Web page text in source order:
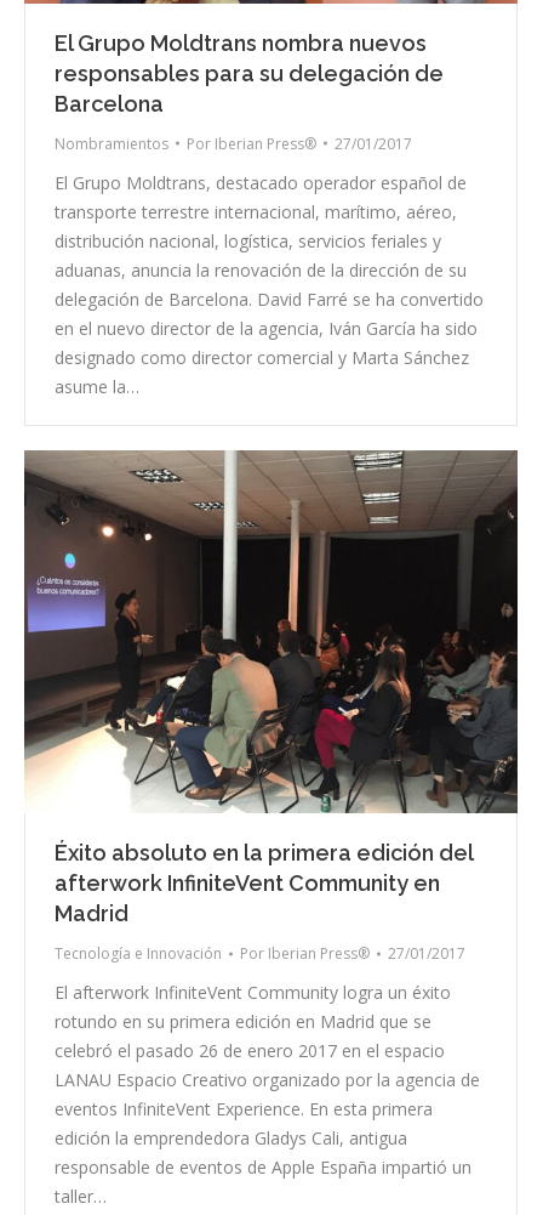
El Grupo Moldtrans nombra nuevos
responsables para su delegación de
Barcelona
Nombramientos Por Iberian Press® 27/01/2017
El Grupo Moldtrans, destacado operador español de
transporte terrestre internacional, marítimo, aéreo,
distribución nacional, logística, servicios feriales y
aduanas, anuncia la renovación de la dirección de su
delegación de Barcelona. David Farré se ha convertido
en el nuevo director de la agencia, Iván García ha sido
designado como director comercial y Marta Sánchez
asume la…
Éxito absoluto en la primera edición del
afterwork InfiniteVent Community en
Madrid
Tecnología e Innovación Por Iberian Press® 27/01/2017
El afterwork InfiniteVent Community logra un éxito
rotundo en su primera edición en Madrid que se
celebró el pasado 26 de enero 2017 en el espacio
LANAU Espacio Creativo organizado por la agencia de
eventos InfiniteVent Experience. En esta primera
edición la emprendedora Gladys Cali, antigua
responsable de eventos de Apple España impartió un
taller…